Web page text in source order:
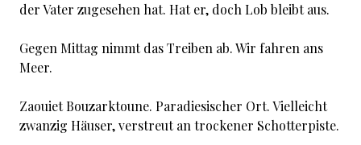
der Vater zugesehen hat. Hat er, doch Lob bleibt aus.
Gegen Mittag nimmt das Treiben ab. Wir fahren ans
Meer.
Zaouiet Bouzarktoune. Paradiesischer Ort. Vielleicht
zwanzig Häuser, verstreut an trockener Schotterpiste.